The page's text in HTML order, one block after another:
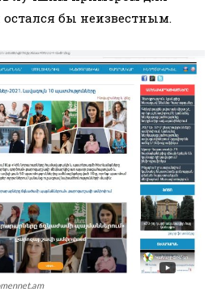
бы неизвестным.